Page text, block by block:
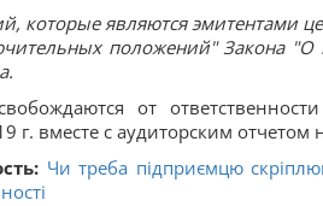
которые являются эмитентами
положений" Закона
от
г. вместе с аудиторским отчетом
Чи треба підприємцю